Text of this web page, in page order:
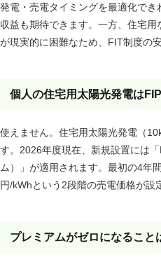
発電・売電タイミングを最適化で
収益も期待できます。一方、住宅
が現実的に困難なため、FIT制度の
個人の住宅用太陽光発電は
使えません。住宅用太陽光発電（
す。2026年度現在、新規設置には
ム）」が適用されます。最初の4年
円/kWhという2段階の売電価格が設
プレミアムがゼロになること